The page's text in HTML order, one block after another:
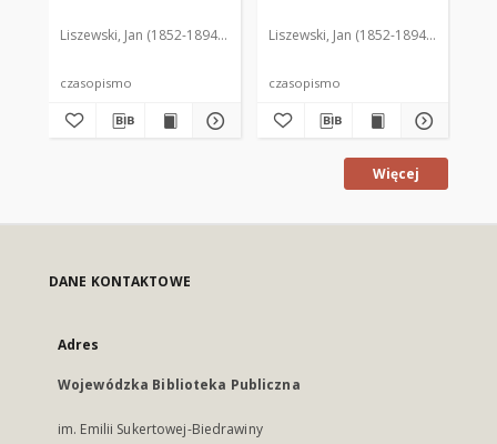
Liszewski, Jan (1852-1894). Red.
czasopismo
Liszewski, Jan (1852-1894). Red.
czasopismo
Więcej
DANE KONTAKTOWE
Adres
Wojewódzka Biblioteka Publiczna
im. Emilii Sukertowej-Biedrawiny